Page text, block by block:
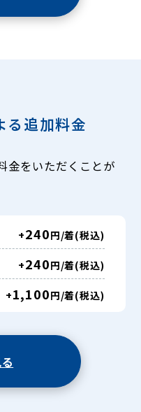
る追加料金
金をいただくことが
+240円/着(税込)
+240円/着(税込)
+1,100円/着(税込)